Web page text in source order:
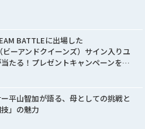
BATTLEに出場した
ーアンドクイーンズ）サイン入りユ
たる！プレゼントキャンペーンを…
平山智加が語る、母としての挑戦と
技」の魅力